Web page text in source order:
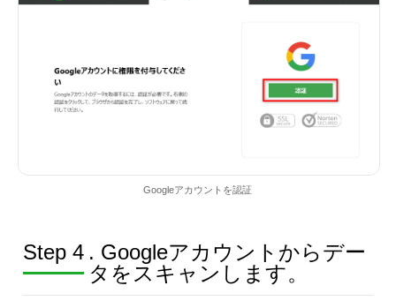
Googleアカウントを認証
Step 4 . Googleアカウントからデー
タをスキャンします。